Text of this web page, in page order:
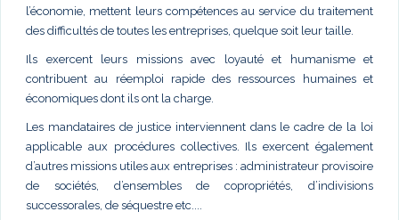
l’économie, mettent leurs compétences au service du traitement
des difficultés de toutes les entreprises, quelque soit leur taille.
Ils exercent leurs missions avec loyauté et humanisme et
contribuent au réemploi rapide des ressources humaines et
économiques dont ils ont la charge.
Les mandataires de justice interviennent dans le cadre de la loi
applicable aux procédures collectives. Ils exercent également
d’autres missions utiles aux entreprises : administrateur provisoire
de sociétés, d’ensembles de copropriétés, d’indivisions
successorales, de séquestre etc....